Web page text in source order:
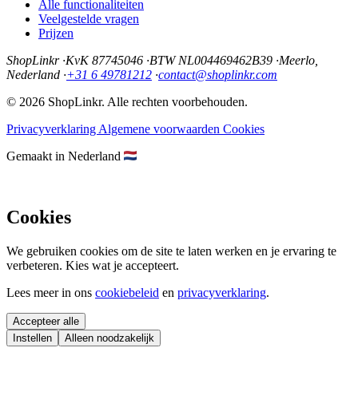
Alle functionaliteiten
Veelgestelde vragen
Prijzen
ShopLinkr ·KvK 87745046 ·BTW NL004469462B39 ·Meerlo,
Nederland ·+31 6 49781212 ·contact@shoplinkr.com
© 2026 ShopLinkr. Alle rechten voorbehouden.
Privacyverklaring Algemene voorwaarden Cookies
Gemaakt in Nederland
Cookies
We gebruiken cookies om de site te laten werken en je ervaring te
verbeteren. Kies wat je accepteert.
Lees meer in ons cookiebeleid en privacyverklaring.
Accepteer alle
Instellen
Alleen noodzakelijk